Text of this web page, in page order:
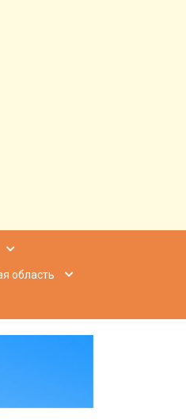
область